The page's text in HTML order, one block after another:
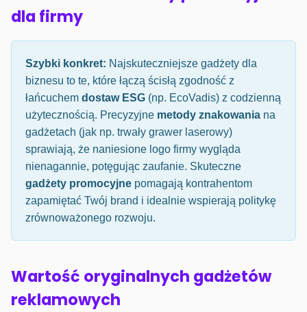
dla firmy
Szybki konkret: Najskuteczniejsze gadżety dla
biznesu to te, które łączą ścisłą zgodność z
łańcuchem dostaw ESG (np. EcoVadis) z codzienną
użytecznością. Precyzyjne metody znakowania na
gadżetach (jak np. trwały grawer laserowy)
sprawiają, że naniesione logo firmy wygląda
nienagannie, potęgując zaufanie. Skuteczne
gadżety promocyjne pomagają kontrahentom
zapamiętać Twój brand i idealnie wspierają politykę
zrównoważonego rozwoju.
Wartość oryginalnych gadżetów
reklamowych